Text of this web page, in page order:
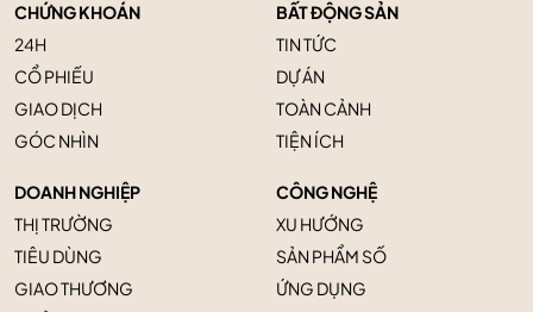
CHỨNG KHOÁN
24H
CỔ PHIẾU
GIAO DỊCH
GÓC NHÌN
BẤT ĐỘNG SẢN
TIN TỨC
DỰ ÁN
TOÀN CẢNH
TIỆN ÍCH
DOANH NGHIỆP
THỊ TRƯỜNG
TIÊU DÙNG
GIAO THƯƠNG
CÔNG NGHỆ
XU HƯỚNG
SẢN PHẨM SỐ
ỨNG DỤNG